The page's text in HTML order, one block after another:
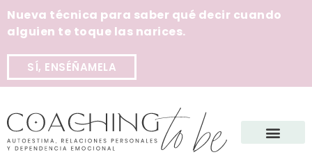
Nueva técnica para saber qué decir cuando
alguien te toque las narices.
SÍ, ENSÉÑAMELA